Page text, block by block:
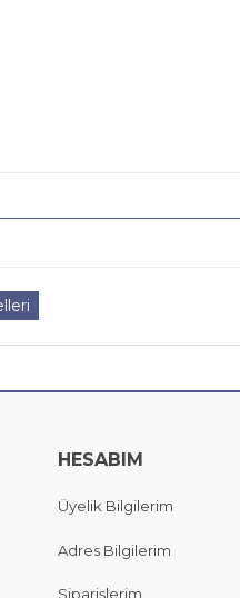
HESABIM
Üyelik Bilgilerim
Adres Bilgilerim
Siparişlerim